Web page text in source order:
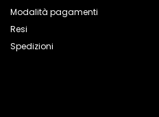
Modalità pagamenti
Resi
Spedizioni